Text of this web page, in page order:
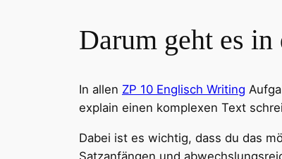
Darum geht es
In allen ZP 10 Englisch Writing
explain einen komplexen Text
Dabei ist es wichtig, dass du das
Satzanfängen und